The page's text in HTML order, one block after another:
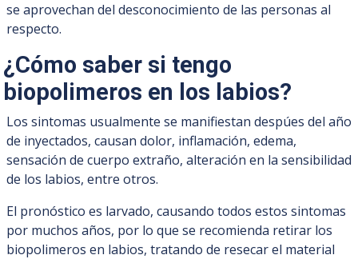
se aprovechan del desconocimiento de las personas al
respecto.
¿Cómo saber si tengo
biopolimeros en los labios?
Los sintomas usualmente se manifiestan despúes del año
de inyectados, causan dolor, inflamación, edema,
sensación de cuerpo extraño, alteración en la sensibilidad
de los labios, entre otros.
El pronóstico es larvado, causando todos estos sintomas
por muchos años, por lo que se recomienda retirar los
biopolimeros en labios, tratando de resecar el material